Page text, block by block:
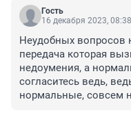
Гость
16 декабря 2023, 08:38
Неудобных вопросов
передача которая
недоумения, а
согласитесь ведь,
нормальные, совсем